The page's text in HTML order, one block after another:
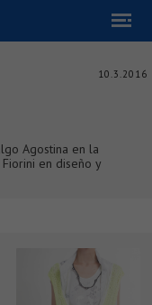
10.3.2016
Agostina en la
en diseño y